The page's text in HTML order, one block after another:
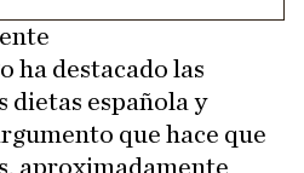
ha destacado las
dietas española y
que hace que
aproximadamente